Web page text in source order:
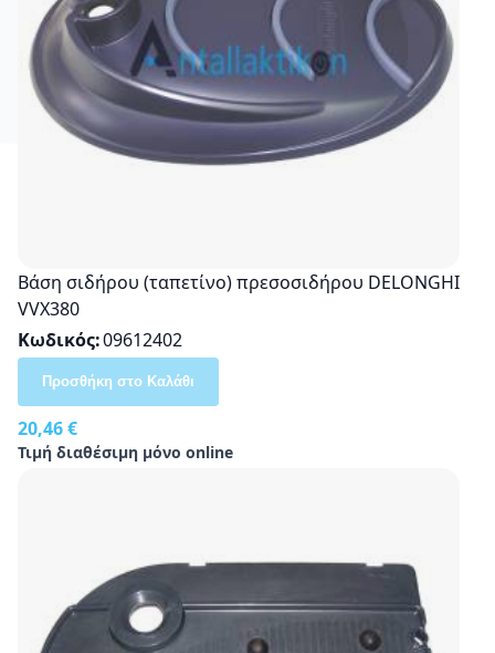
Βάση σιδήρου (ταπετίνο) πρεσοσιδήρου DELONGHI
VVX380
Κωδικός 09612402
20,46 €
Τιμή διαθέσιμη μόνο online
Προσθήκη στο Καλάθι